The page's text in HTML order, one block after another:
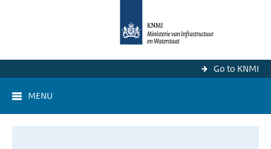
Go to KNMI
MENU